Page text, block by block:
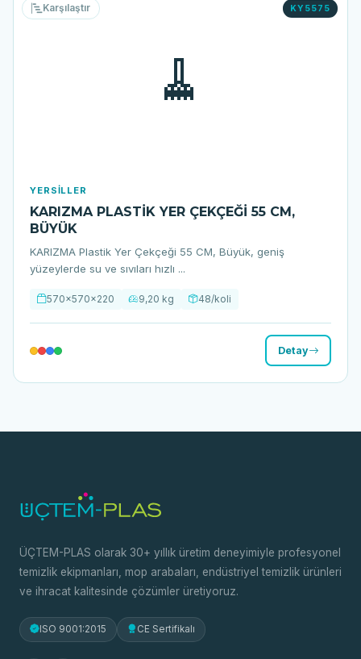
🧹
KY5575
Karşılaştır
YERSILLER
KARIZMA PLASTİK YER ÇEKÇEĞİ 55 CM,
BÜYÜK
KARIZMA Plastik Yer Çekçeği 55 CM, Büyük, geniş
yüzeylerde su ve sıvıları hızlı ...
570x570x220 9,20 kg 48/koli
Detay
ÜÇTEM-PLAS olarak 30+ yıllık üretim deneyimiyle profesyonel
temizlik ekipmanları, mop arabaları, endüstriyel temizlik ürünleri
ve ihracat kalitesinde çözümler üretiyoruz.
ISO 9001:2015 CE Sertifikalı